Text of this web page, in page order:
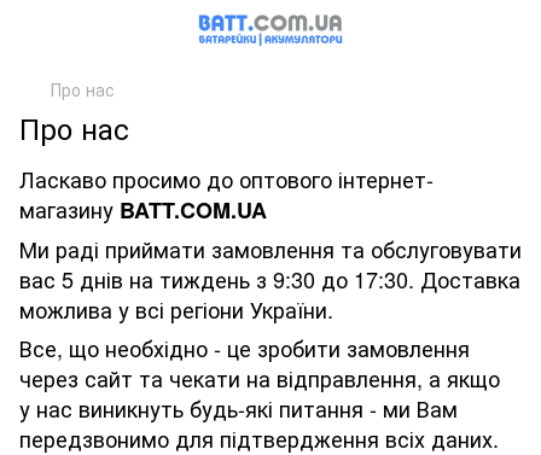
Про нас
Про нас
Ласкаво просимо до оптового інтернет-
магазину BATT.COM.UA
Ми раді приймати замовлення та обслуговувати
вас 5 днів на тиждень з 9:30 до 17:30. Доставка
можлива у всі регіони України.
Все, що необхідно - це зробити замовлення
через сайт та чекати на відправлення, а якщо
у нас виникнуть будь-які питання - ми Вам
передзвонимо для підтвердження всіх даних.